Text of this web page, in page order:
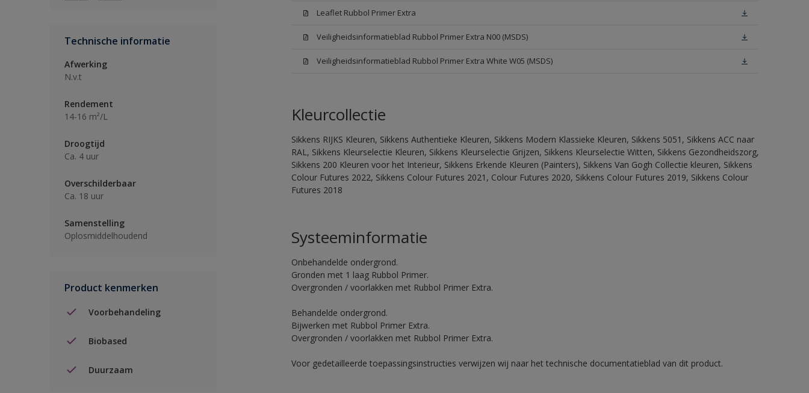
Technische informatie
Afwerking
N.v.t
Rendement
14-16 m²/L
Droogtijd
Ca. 4 uur
Overschilderbaar
Ca. 18 uur
Samenstelling
Oplosmiddelhoudend
Product kenmerken
Voorbehandeling
Biobased
Duurzaam
Leaflet Rubbol Primer Extra
Veiligheidsinformatieblad Rubbol Primer Extra N00 (MSDS)
Veiligheidsinformatieblad Rubbol Primer Extra White W05 (MSDS)
Kleurcollectie
Sikkens RIJKS Kleuren, Sikkens Authentieke Kleuren, Sikkens Modern Klassieke Kleuren, Sikkens 5051, Sikkens ACC naar
RAL, Sikkens Kleurselectie Kleuren, Sikkens Kleurselectie Grijzen, Sikkens Kleurselectie Witten, Sikkens Gezondheidszorg,
Sikkens 200 Kleuren voor het Interieur, Sikkens Erkende Kleuren (Painters), Sikkens Van Gogh Collectie kleuren, Sikkens
Colour Futures 2022, Sikkens Colour Futures 2021, Colour Futures 2020, Sikkens Colour Futures 2019, Sikkens Colour
Futures 2018
Systeeminformatie
Onbehandelde ondergrond.
Gronden met 1 laag Rubbol Primer.
Overgronden / voorlakken met Rubbol Primer Extra.
Behandelde ondergrond.
Bijwerken met Rubbol Primer Extra.
Overgronden / voorlakken met Rubbol Primer Extra.
Voor gedetailleerde toepassingsinstructies verwijzen wij naar het technische documentatieblad van dit product.